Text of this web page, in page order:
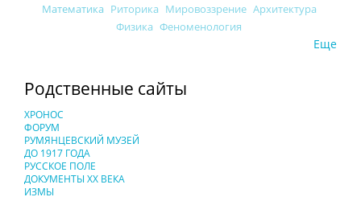
Математика Риторика Мировоззрение Архитектура
Физика Феноменология
Еще
Родственные сайты
ХРОНОС
ФОРУМ
РУМЯНЦЕВСКИЙ МУЗЕЙ
ДО 1917 ГОДА
РУССКОЕ ПОЛЕ
ДОКУМЕНТЫ XX ВЕКА
ИЗМЫ